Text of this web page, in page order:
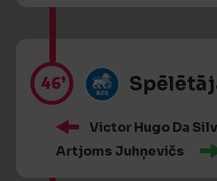
46’
Victor Hugo Da
Artjoms Juhņevičs